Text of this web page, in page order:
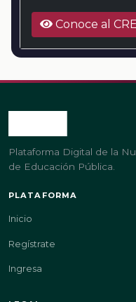
Conoce al
Plataforma Digital de la
de Educación Pública.
PLATAFORMA
Inicio
Regístrate
Ingresa